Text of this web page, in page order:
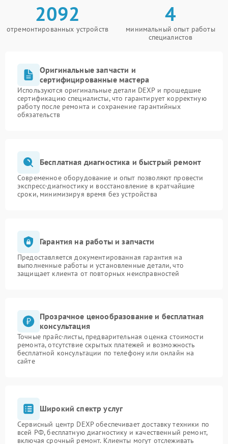
2092
отремонтированных устройств
4
минимальный опыт работы
специалистов
Оригинальные запчасти и
сертифицированные мастера
Используются оригинальные детали DEXP и прошедшие
сертификацию специалисты, что гарантирует корректную
работу после ремонта и сохранение гарантийных
обязательств
Бесплатная диагностика и быстрый ремонт
Современное оборудование и опыт позволяют провести
экспресс-диагностику и восстановление в кратчайшие
сроки, минимизируя время без устройства
Гарантия на работы и запчасти
Предоставляется документированная гарантия на
выполненные работы и установленные детали, что
защищает клиента от повторных неисправностей
Прозрачное ценообразование и бесплатная
консультация
Точные прайс-листы, предварительная оценка стоимости
ремонта, отсутствие скрытых платежей и возможность
бесплатной консультации по телефону или онлайн на
сайте
Широкий спектр услуг
Сервисный центр DEXP обеспечивает доставку техники по
всей РФ, бесплатную диагностику и качественный ремонт,
включая срочный ремонт. Клиенты могут отслеживать